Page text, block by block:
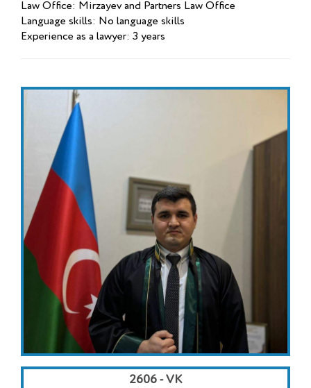
Law Office: Mirzayev and Partners Law Office
Language skills: No language skills
Experience as a lawyer: 3 years
2606 - VK